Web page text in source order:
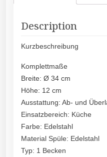
Description
Kurzbeschreibung
Komplettmaße
Breite: Ø 34 cm
Höhe: 12 cm
Ausstattung: Ab- und
Einsatzbereich: Küche
Farbe: Edelstahl
Material Spüle: Edelstahl
Typ: 1 Becken